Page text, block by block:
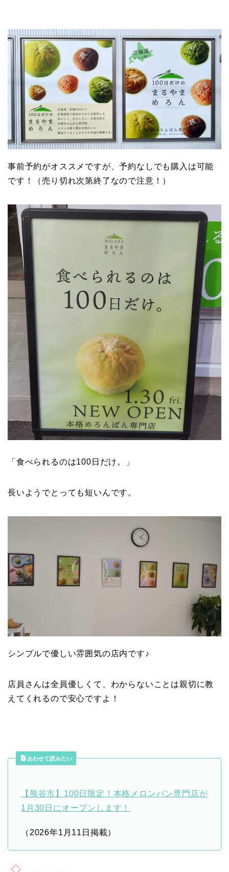
事前予約がオススメですが、予約なしでも購入は可能
です！（売り切れ次第終了なので注意！）
「食べられるのは100日だけ。」
長いようでとっても短いんです。
シンプルで優しい雰囲気の店内です♪
店員さんは全員優しくて、わからないことは親切に教
えてくれるので安心ですよ！
あわせて読みたい
【熊谷市】100日限定！本格メロンパン専門店が
1月30日にオープンします！
（2026年1月11日掲載）